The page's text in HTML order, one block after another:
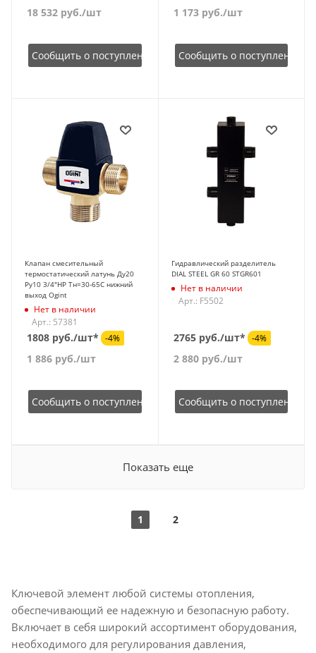
18 532 руб./шт
Сообщить о поступлении
1 173руб./шт
Сообщить о поступлении
Клапан смесительный
термостатический латунь Ду20
Ру10 3/4"НР Tн=30-65C нижний
выход Ogint
Нет в наличии
Арт.: 57381
1808 руб./шт* -4%
1 886 руб./шт
Сообщить о поступлении
Гидравлический разделитель
DIAL STEEL GR 60 STGR601
Нет в наличии
Арт.: F5502
2765 руб./шт* -4%
2 880руб./шт
Сообщить о поступлении
Показать еще
1 2
Ключевой элемент любой системы отопления,
обеспечивающий ее надежную и безопасную работу.
Включает в себя широкий ассортимент оборудования,
необходимого для регулирования давления,